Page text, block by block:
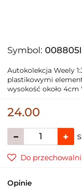
Symbol: 008805I
Autokolekcja Weely
plastikowymi
wysokość około 4cm
24.00
Do przechowalni
Opinie